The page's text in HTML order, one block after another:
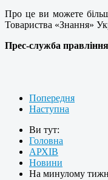
Про це ви можете
Товариства «Знання»
Прес-служба
Попередня
Наступна
Ви тут:
Головна
АРХІВ
Новини
На минулому